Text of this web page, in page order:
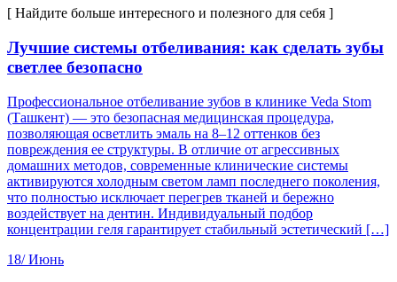
[ Найдите больше интересного и полезного для себя ]
Лучшие системы отбеливания: как сделать зубы
светлее безопасно
Профессиональное отбеливание зубов в клинике Veda Stom
(Ташкент) — это безопасная медицинская процедура,
позволяющая осветлить эмаль на 8–12 оттенков без
повреждения ее структуры. В отличие от агрессивных
домашних методов, современные клинические системы
активируются холодным светом ламп последнего поколения,
что полностью исключает перегрев тканей и бережно
воздействует на дентин. Индивидуальный подбор
концентрации геля гарантирует стабильный эстетический […]
18/ Июнь